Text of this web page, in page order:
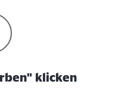
klicken